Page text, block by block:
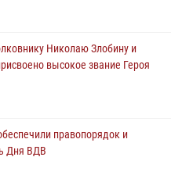
Николаю Злобину и
высокое звание Героя
правопорядок и
Дня ВДВ